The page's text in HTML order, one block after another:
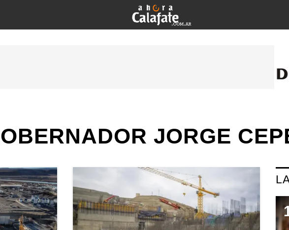
JORGE